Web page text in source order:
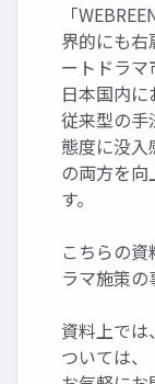
「
界的にも右
ートドラマ
日本国内に
従来型の手
態度に没
の両方を
す。
こちらの
ラマ施策の
資料上で
ついては、